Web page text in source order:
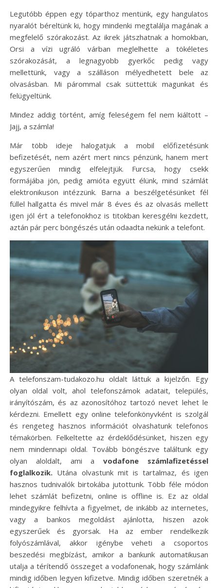
Legutóbb éppen egy tóparthoz mentünk, egy hangulatos
nyaralót béreltünk ki, hogy mindenki megtalálja magának a
megfelelő szórakozást. Az ikrek játszhatnak a homokban,
Orsi a vízi ugráló várban meglelhette a tökéletes
szórakozását, a legnagyobb gyerkőc pedig vagy
mellettünk, vagy a szálláson mélyedhetett bele az
olvasásban. Mi párommal csak süttettük magunkat és
felügyeltünk.
Mindez addig történt, amíg feleségem fel nem kiáltott –
Jajj, a számla!
Már több ideje halogatjuk a mobil előfizetésünk
befizetését, nem azért mert nincs pénzünk, hanem mert
egyszerűen mindig elfelejtjük. Furcsa, hogy csekk
formájába jön, pedig amióta együtt élünk, mind számlát
elektronikuson intézzünk. Barna a beszélgetésünket fél
füllel hallgatta és mivel már 8 éves és az olvasás mellett
igen jól ért a telefonokhoz is titokban keresgélni kezdett,
aztán pár perc böngészés után odaadta nekünk a telefont.
A telefonszam-tudakozo.hu oldalt láttuk a kijelzőn. Egy
olyan oldal volt, ahol telefonszámok adatait, település,
irányítószám, és az azonosítóhoz tartozó nevet lehet le
kérdezni. Emellett egy online telefonkönyvként is szolgál
és rengeteg hasznos információt olvashatunk telefonos
témakörben. Felkeltette az érdeklődésünket, hiszen egy
nem mindennapi oldal. Tovább böngészve találtunk egy
olyan aloldalt, ami avodafone számlafizetéssel
foglalkozik. Utána olvastunk mit is tartalmaz, és igen
hasznos tudnivalók birtokába jutottunk. Több féle módon
lehet számlát befizetni, online is offline is. Ez az oldal
mindegyikre felhívta a figyelmet, de inkább az internetes,
vagy a bankos megoldást ajánlotta, hiszen azok
egyszerűek és gyorsak. Ha az ember rendelkezik
folyószámlával, akkor igénybe veheti a csoportos
beszedési megbízást, amikor a bankunk automatikusan
utalja a térítendő összeget a vodafonenak, hogy számlánk
mindig időben legyen kifizetve. Mindig időben szeretnék a